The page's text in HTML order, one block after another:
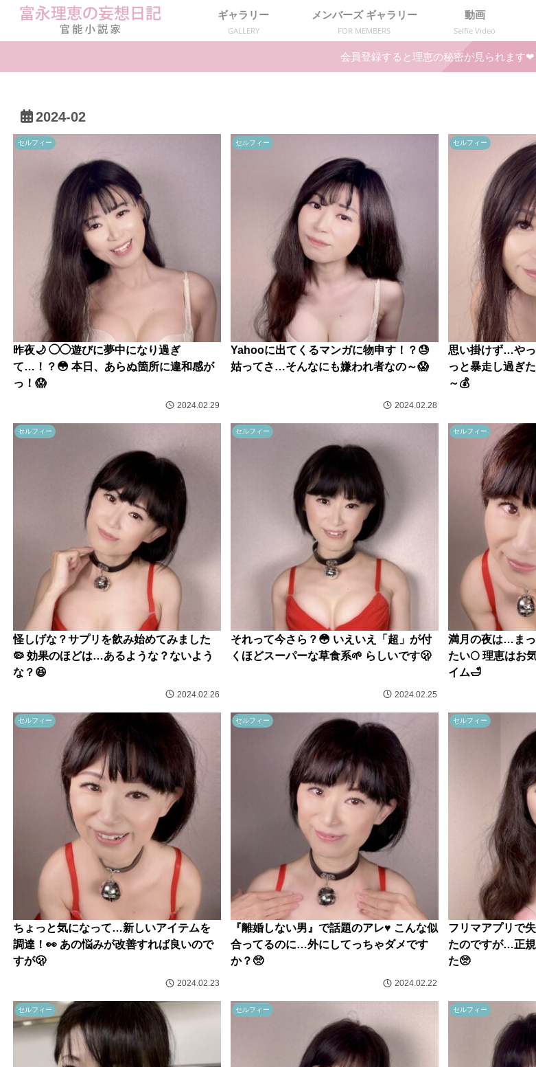
ギャラリー
GALLERY
メンバーズ ギャラリー
FOR MEMBERS
動画
Selfie Video
会員登録すると理恵の秘密が見られます
2024-02
セルフィー
昨夜🌙 ◯◯遊びに夢中になり過ぎ
て…！？😳 本日、あらぬ箇所に違和感が
っ！😱
2024.02.29
セルフィー
Yahooに出てくるマンガに物申す！？😓
姑ってさ…そんなにも嫌われ者なの～😱
2024.02.28
セルフィー
思い掛けず…や
っと暴走し過ぎ
～💰
セルフィー
怪しげな？サプリを飲み始めてみました
🦠 効果のほどは…あるような？ないよう
な？😆
2024.02.26
セルフィー
それって今さら？😳 いえいえ「超」が付
くほどスーパーな草食系🌱 らしいです🫢
2024.02.25
セルフィー
満月の夜は…ま
たい🌕 理恵はお
イム🛁
セルフィー
ちょっと気になって…新しいアイテムを
調達！👀 あの悩みが改善すれば良いので
すが🫢
2024.02.23
セルフィー
『離婚しない男』で話題のアレ♥️ こんな似
合ってるのに…外にしてっちゃダメです
か？🥺
2024.02.22
セルフィー
フリマアプリで
たのですが…正
た🥺
セルフィー セルフィー セルフィー